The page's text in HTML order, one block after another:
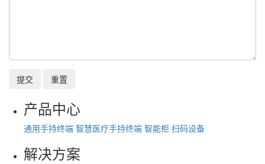
提交 重置
产品中心
通用手持终端 智慧医疗手持终端 智能柜 扫码设备
解决方案